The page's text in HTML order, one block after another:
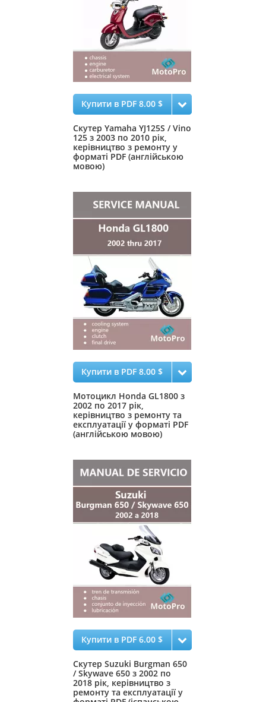
Купити в PDF 8.00 $
Скутер Yamaha YJ125S / Vino
125 з 2003 по 2010 рік,
керівництво з ремонту у
форматі PDF (англійською
мовою)
Купити в PDF 8.00 $
Мотоцикл Honda GL1800 з
2002 по 2017 рік,
керівництво з ремонту та
експлуатації у форматі PDF
(англійською мовою)
Купити в PDF 6.00 $
Скутер Suzuki Burgman 650
/ Skywave 650 з 2002 по
2018 рік, керівництво з
ремонту та експлуатації у